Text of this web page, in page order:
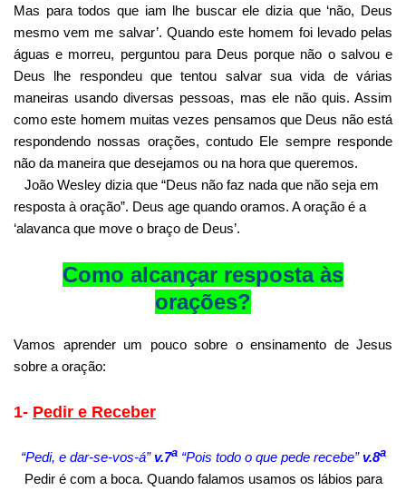
Mas para todos que iam lhe buscar ele dizia que ‘não, Deus
mesmo vem me salvar’. Quando este homem foi levado pelas
águas e morreu, perguntou para Deus porque não o salvou e
Deus lhe respondeu que tentou salvar sua vida de várias
maneiras usando diversas pessoas, mas ele não quis. Assim
como este homem muitas vezes pensamos que Deus não está
respondendo nossas orações, contudo Ele sempre responde
não da maneira que desejamos ou na hora que queremos.
João Wesley dizia que “Deus não faz nada que não seja em
resposta à oração”. Deus age quando oramos. A oração é a
‘alavanca que move o braço de Deus’.
Como alcançar resposta às
orações?
Vamos aprender um pouco sobre o ensinamento de Jesus
sobre a oração:
1- Pedir e Receber
“Pedi, e dar-se-vos-á” v.7a “Pois todo o que pede recebe”v.8a
Pedir é com a boca. Quando falamos usamos os lábios para